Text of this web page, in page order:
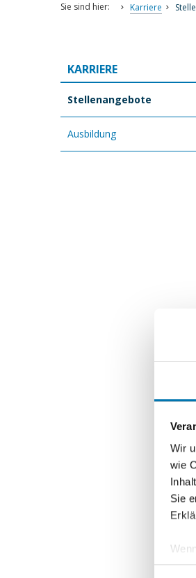
Wir
wie
Sie
Sie sind hier: Karriere
KARRIERE
Stellenangebote
Ausbildung